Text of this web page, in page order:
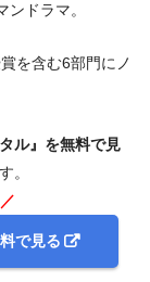
ドラマ。
を含む6部門にノ
ル』を無料で見
。
で見る